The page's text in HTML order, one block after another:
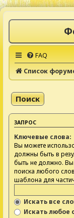
FAQ
Список
Поиск
ЗАПРОС
Ключевые слова:
Вы можете
должны быть в
быть не должно.
поиска любого
шаблона для
Искать все
Искать любое